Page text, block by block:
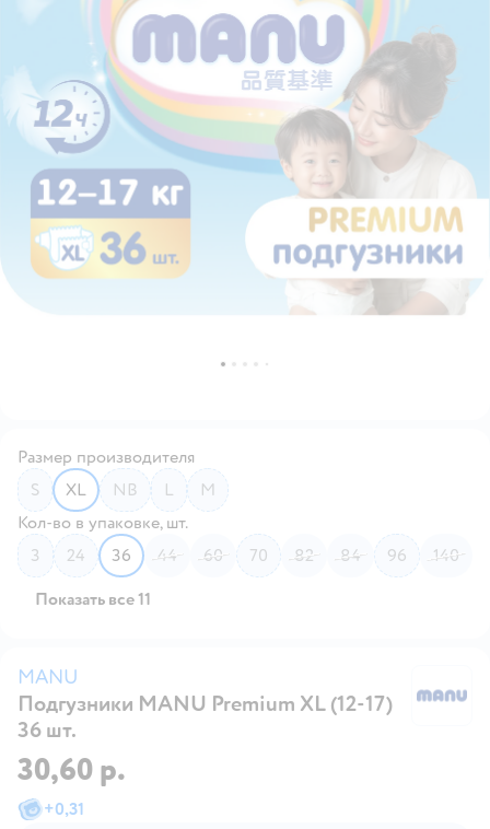
Размер производителя
S
XL NB L
M
Кол-во в упаковке, шт.
3
24 36 44 60 70 82 84 96
140
Показать все 11
MANU
Подгузники MANU Premium XL (12-17)
36 шт.
30,60 р.
+0,31